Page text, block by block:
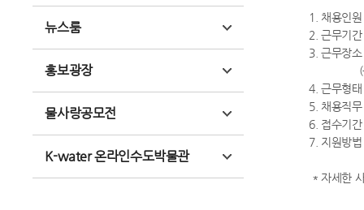
뉴스룸
홍보광장
물사랑공모전
K-water 온라인수도박물관
1. 채용인
2. 근무기
3. 근무장
(울산시
4. 근무형
5. 채용직
6. 접수기
7. 지원방
* 자세한